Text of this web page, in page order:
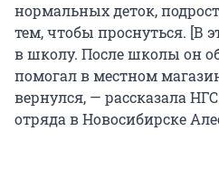
нормальных деток,
тем, чтобы проснуться. [В
в школу. После школы он
помогал в местном
вернулся, — рассказала
отряда в Новосибирске